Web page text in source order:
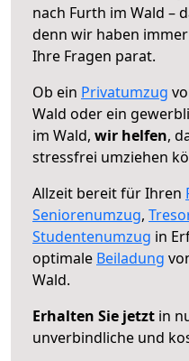
nach Furth im Wald –
denn wir haben
Ihre Fragen parat.
Ob ein Privatumzug
Wald oder ein
im Wald, wir helfen,
stressfrei umziehen
Allzeit bereit für Ihren
Seniorenumzug,
Studentenumzug in
optimale Beiladung
Wald.
Erhalten Sie jetzt in
unverbindliche und